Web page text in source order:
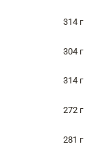
314 г
304 г
314 г
272 г
281 г